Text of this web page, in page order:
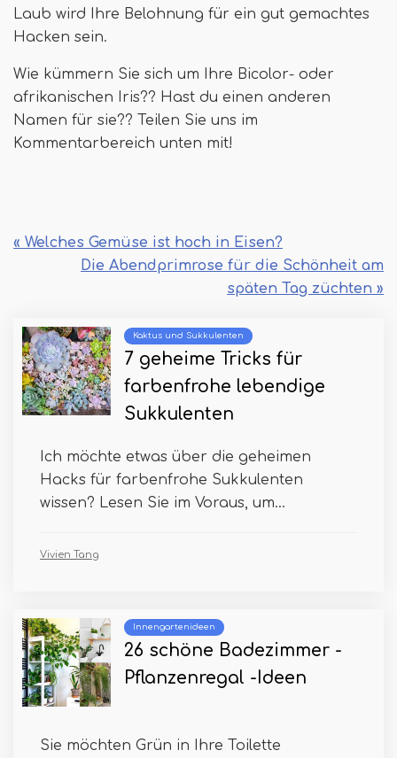
Laub wird Ihre Belohnung für ein gut gemachtes
Hacken sein.
Wie kümmern Sie sich um Ihre Bicolor- oder
afrikanischen Iris?? Hast du einen anderen
Namen für sie?? Teilen Sie uns im
Kommentarbereich unten mit!
« Welches Gemüse ist hoch in Eisen?
Die Abendprimrose für die Schönheit am
späten Tag züchten »
Kaktus und Sukkulenten
7 geheime Tricks für
farbenfrohe lebendige
Sukkulenten
Ich möchte etwas über die geheimen
Hacks für farbenfrohe Sukkulenten
wissen? Lesen Sie im Voraus, um...
Vivien Tang
Innengartenideen
26 schöne Badezimmer -
Pflanzenregal -Ideen
Sie möchten Grün in Ihre Toilette